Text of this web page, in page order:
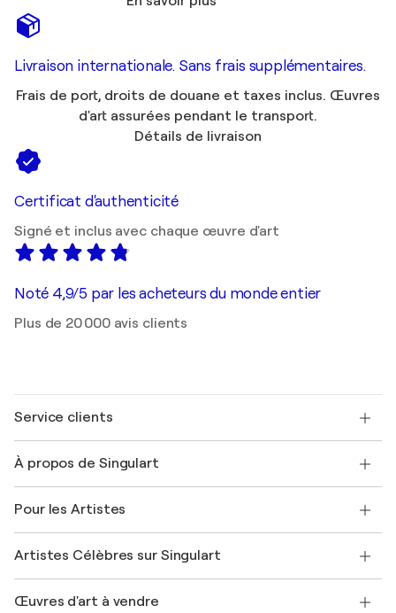
Livraison internationale. Sans frais supplémentaires.
Frais de port, droits de douane et taxes inclus. Œuvres
d'art assurées pendant le transport.
Détails de livraison
Certificat d'authenticité
Signé et inclus avec chaque œuvre d'art
Noté 4,9/5 par les acheteurs du monde entier
Plus de 20 000 avis clients
Service clients
Expédition
Offrir une carte cadeau
Rejoignez notre programme commercial
Mon compte
+33 1 76 44 06 42
À propos de Singulart
FAQ
Magazine Singulart
Emplois
Découvrez une sélection d'art original
Pour les Artistes
Se connecter en tant qu'Artiste
Artistes Célèbres sur Singulart
Marc Chagall
Œuvres d'art à vendre